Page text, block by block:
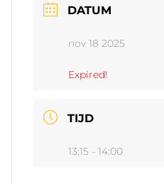
DATUM
nov 18 2025
Expired!
TIJD
13:15 - 14:00